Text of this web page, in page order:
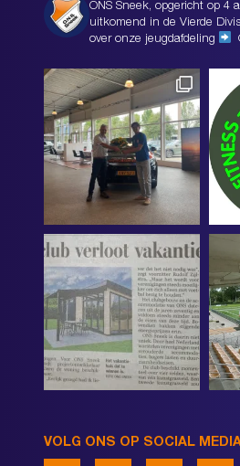
ONS Sneek, opgericht op 4
uitkomend in de Vierde
over onze jeugdafdeling
VOLG ONS OP SOCIAL